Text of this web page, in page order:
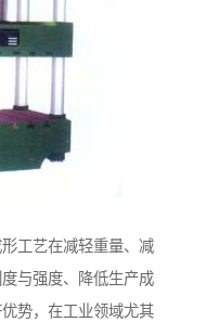
工艺在减轻重量、减
与强度、降低生产成
势，在工业领域尤其